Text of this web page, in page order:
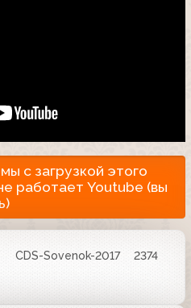
с загрузкой этого
работает Youtube (вы
CDS-Sovenok-2017
2374